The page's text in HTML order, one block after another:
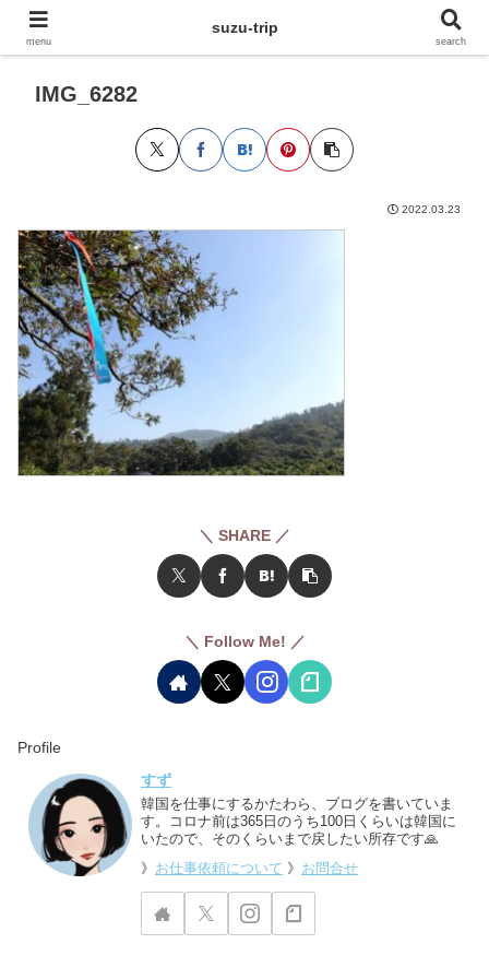
IMG_6282
2022.03.23
＼ SHARE ／
＼ Follow Me! ／
Profile
すず
韓国を仕事にするかたわら、ブログを書いていま
す。コロナ前は365日のうち100日くらいは韓国に
いたので、そのくらいまで戻したい所存です🙏
》 お仕事依頼について 》 お問合せ
menu
suzu-trip
search